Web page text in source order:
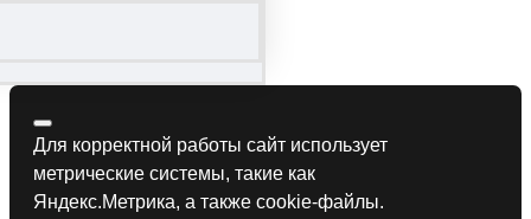
Для корректной работы сайт использует
метрические системы, такие как
Яндекс.Метрика, а также cookie-файлы.